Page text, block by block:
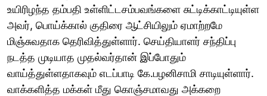
உயிரிழந்த தம்பதி உள்ளிட்டசம்பவங்களை சுட்டிக்காட்டியுள்ள
அவர், பொய்க்கால் குதிரை ஆட்சியிலும் ஏமாற்றமே
மிஞ்சுவதாக தெரிவித்துள்ளார். செய்தியாளர் சந்திப்பு
நடத்த முடியாத முதல்வர்தான் இப்போதும்
வாய்த்துள்ளதாகவும் எடப்பாடி கே.பழனிசாமி சாடியுள்ளார்.
வாக்களித்த மக்கள் மீது கொஞ்சமாவது அக்கறை